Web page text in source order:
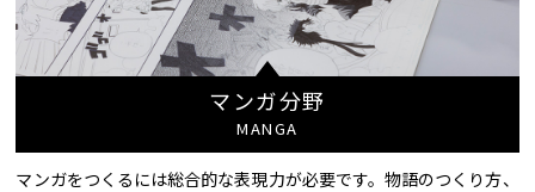
マンガ分野
MANGA
マンガをつくるには総合的な表現力が必要です。物語のつくり方、